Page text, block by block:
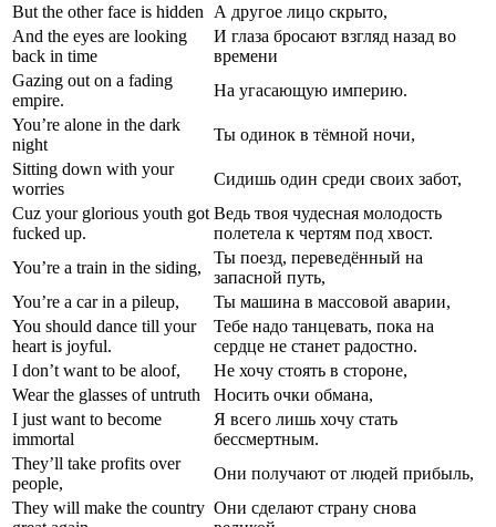
But the other face is hidden
А другое лицо скрыто,
And the eyes are looking
back in time
И глаза бросают взгляд назад во
времени
Gazing out on a fading
empire.
На угасающую империю.
You’re alone in the dark
night
Ты одинок в тёмной ночи,
Sitting down with your
worries
Сидишь один среди своих забот,
Cuz your glorious youth got
fucked up.
Ведь твоя чудесная молодость
полетела к чертям под хвост.
You’re a train in the siding,
Ты поезд, переведённый на
запасной путь,
You’re a car in a pileup,
Ты машина в массовой аварии,
You should dance till your
heart is joyful.
Тебе надо танцевать, пока на
сердце не станет радостно.
I don’t want to be aloof,
Не хочу стоять в стороне,
Wear the glasses of untruth
Носить очки обмана,
I just want to become
immortal
Я всего лишь хочу стать
бессмертным.
They’ll take profits over
people,
Они получают от людей прибыль,
They will make the country Они сделают страну снова